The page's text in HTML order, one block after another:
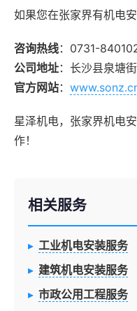
如果您在张家界有机电
咨询热线：0731-
公司地址：长沙县泉塘
官方网站：
星泽机电，张家界机电
作！
相关服务
▸ 工业机电安装服务
▸ 建筑机电安装服务
▸ 市政公用工程服务